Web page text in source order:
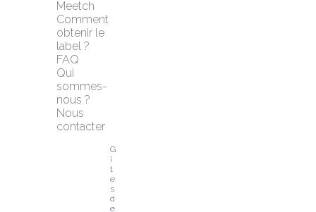
Meetch
Comment
obtenir le
label ?
FAQ
Qui
sommes-
nous ?
Nous
contacter
G
î
t
e
s
d
e